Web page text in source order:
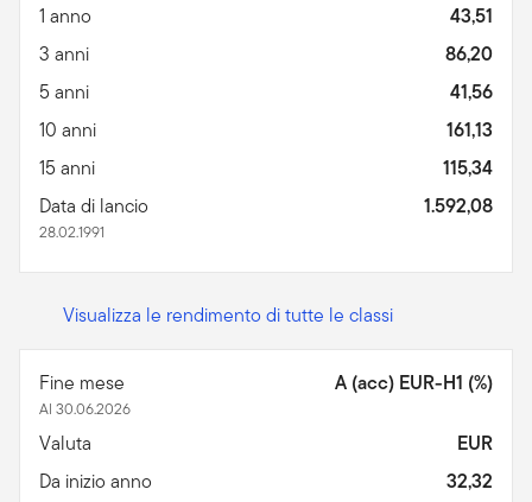
1 anno
43,51
3 anni
86,20
5 anni
41,56
10 anni
161,13
15 anni
115,34
Data di lancio
28.02.1991
1.592,08
Visualizza le rendimento di tutte le classi
Fine mese
Al 30.06.2026
A (acc) EUR-H1 (%)
Valuta
EUR
Da inizio anno
32,32